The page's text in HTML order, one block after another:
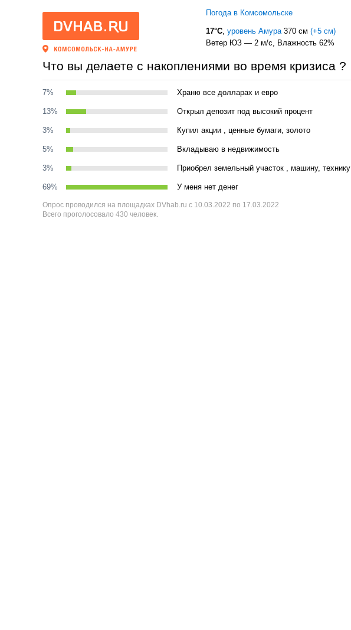
Погода в Комсомольске
17°C, уровень Амура370 см (+5 см)
Ветер ЮЗ — 2 м/с, Влажность 62%
Что вы делаете с накоплениями во время кризиса ?
7% Храню все долларах и евро
13% Открыл депозит под высокий процент
3% Купил акции , ценные бумаги, золото
5% Вкладываю в недвижимость
3% Приобрел земельный участок , машину, технику
69% У меня нет денег
Опрос проводился на площадках DVhab.ru с 10.03.2022 по 17.03.2022
Всего проголосовало 430 человек.